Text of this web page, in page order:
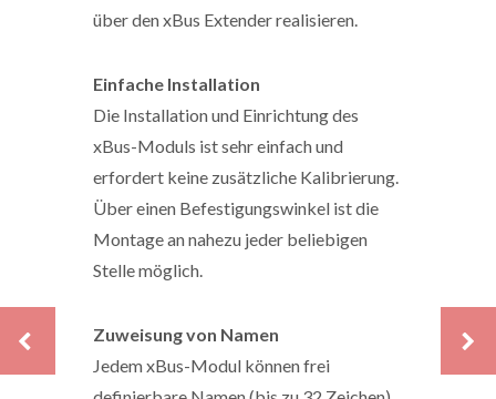
über den xBus Extender realisieren.
Einfache Installation
Die Installation und Einrichtung des
xBus-Moduls ist sehr einfach und
erfordert keine zusätzliche Kalibrierung.
Über einen Befestigungswinkel ist die
Montage an nahezu jeder beliebigen
Stelle möglich.
Zuweisung von Namen
Jedem xBus-Modul können frei